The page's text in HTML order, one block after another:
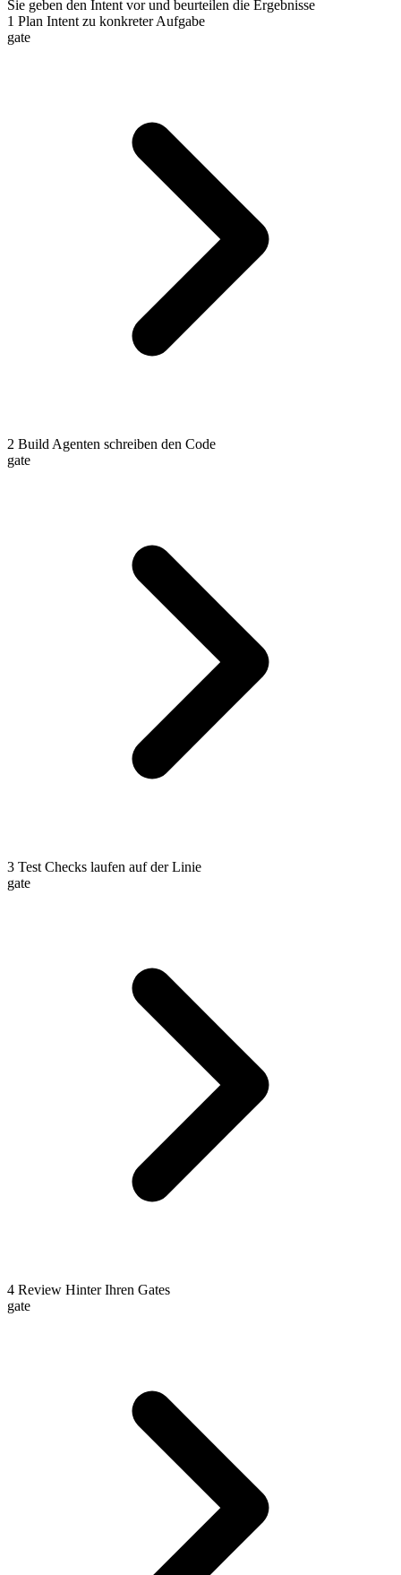
Sie geben den Intent vor und beurteilen die Ergebnisse
1 Plan Intent zu konkreter Aufgabe
gate
2 Build Agenten schreiben den Code
gate
3 Test Checks laufen auf der Linie
gate
4 Review Hinter Ihren Gates
gate